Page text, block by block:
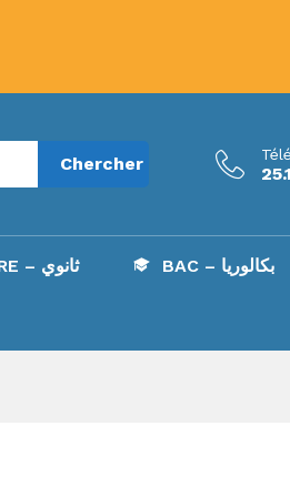
Chercher
SECONDAIRE – ثانوي BAC – بكالوريا